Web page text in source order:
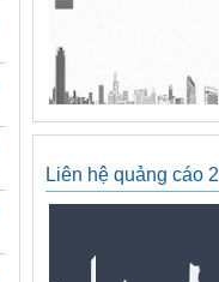
Liên hệ quảng cáo 2